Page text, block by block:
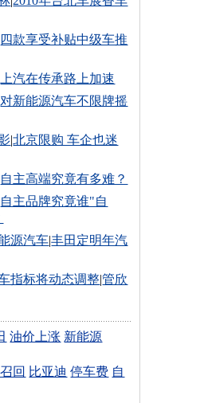
四款享受补贴中级车推
上汽在传承路上加速
对新能源汽车不限牌摇
|北京限购 车企也迷
自主高端究竟有多难？
自主品牌究竟谁"自
源汽车|丰田定明年汽
指标将动态调整|管欣
油价上涨 新能源
回 比亚迪 停车费 自